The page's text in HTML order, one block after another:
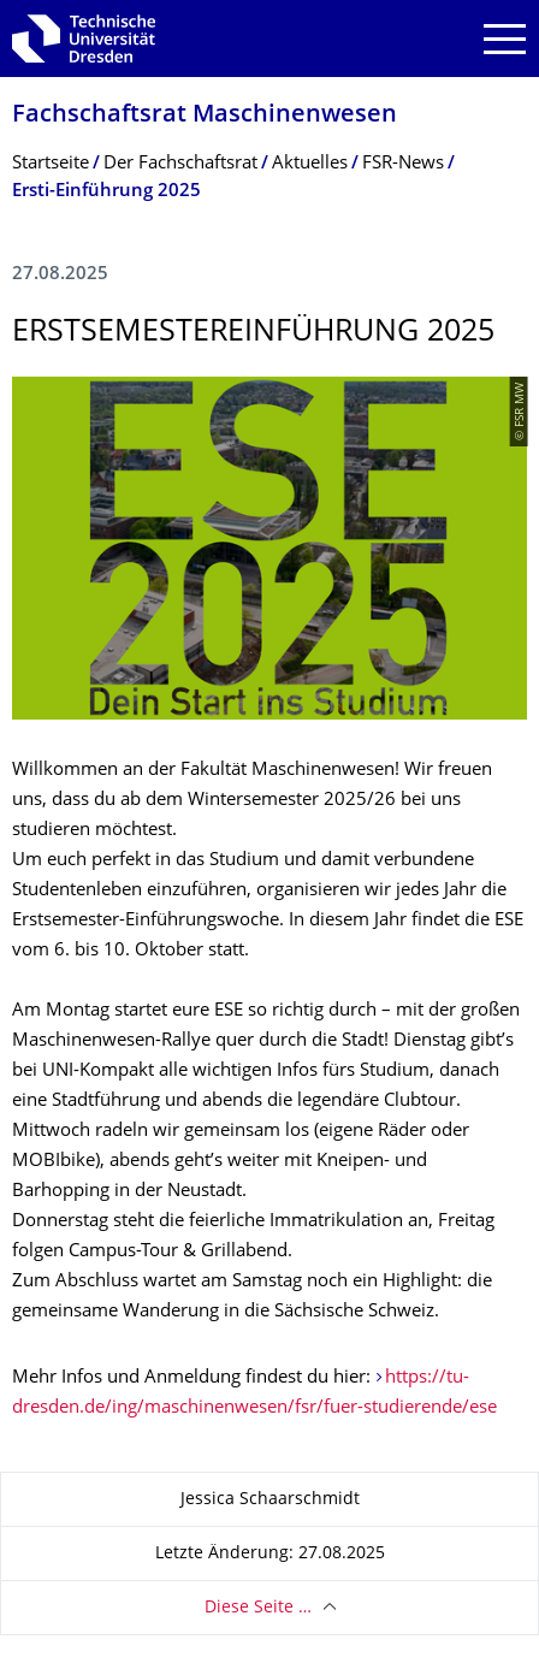
Zur Hauptnavigation springen
Zur Suche springen
Zum Inhalt springen
Fachschaftsrat Maschinenwesen
Breadcrumb-Menü
Startseite Der Fachschaftsrat Aktuelles
FSR-News
Ersti-Einführung 2025
27.08.2025
ERSTSEMESTER­EINFÜHRUNG 2025
© FSR MW
Willkommen an der Fakultät Maschinenwesen! Wir freuen
uns, dass du ab dem Wintersemester 2025/26 bei uns
studieren möchtest.
Um euch perfekt in das Studium und damit verbundene
Studentenleben einzuführen, organisieren wir jedes Jahr die
Erstsemester-Einführungswoche. In diesem Jahr findet die ESE
vom 6. bis 10. Oktober statt.
Am Montag startet eure ESE so richtig durch – mit der großen
Maschinenwesen-Rallye quer durch die Stadt! Dienstag gibt’s
bei UNI-Kompakt alle wichtigen Infos fürs Studium, danach
eine Stadtführung und abends die legendäre Clubtour.
Mittwoch radeln wir gemeinsam los (eigene Räder oder
MOBIbike), abends geht’s weiter mit Kneipen- und
Barhopping in der Neustadt.
Donnerstag steht die feierliche Immatrikulation an, Freitag
folgen Campus-Tour & Grillabend.
Zum Abschluss wartet am Samstag noch ein Highlight: die
gemeinsame Wanderung in die Sächsische Schweiz.
Mehr Infos und Anmeldung findest du hier:
https://tu-
dresden.de/ing/maschinenwesen/fsr/fuer-studierende/ese
Zu dieser SeiteJessica Schaarschmidt
Letzte Änderung: 27.08.2025
Diese Seite …